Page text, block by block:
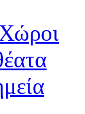
Χώροι